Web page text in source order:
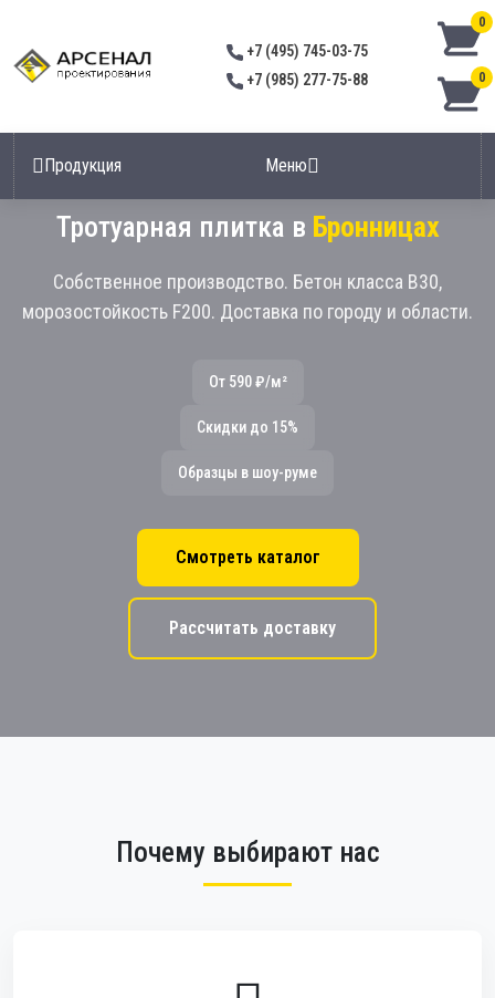
+7 (495) 745-03-75
+7 (985) 277-75-88
0
0
Продукция Меню
Тротуарная плитка в Бронницах
Собственное производство. Бетон класса В30,
морозостойкость F200. Доставка по городу и области.
От 590 ₽/м²
Скидки до 15%
Образцы в шоу-руме
Смотреть каталог
Рассчитать доставку
Почему выбирают нас